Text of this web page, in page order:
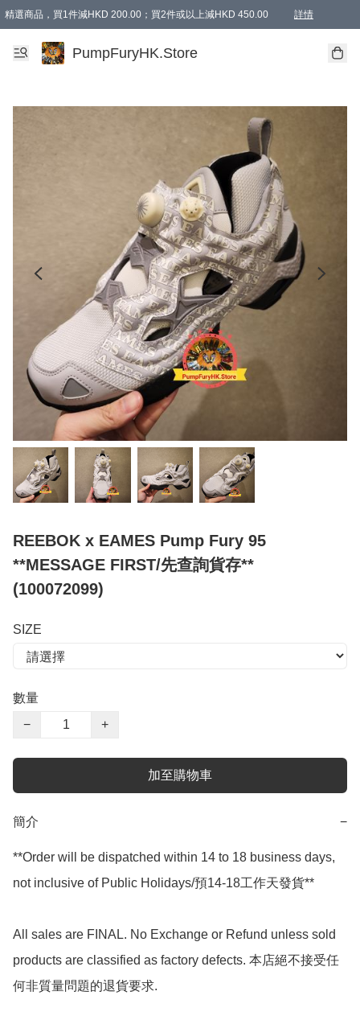
精選商品，買1件減HKD 200.00；買2件或以上減HKD 450.00 詳情
AAPE商品,會員專享9折或以上（按會員等級）AAPE products, members can
精選商品，任選買2件或以上減HKD 100.00
購物滿 HKD 800.00即享免運費優惠！（適用於 特定的送貨方式 )
PumpFuryHK.Store
REEBOK x EAMES Pump Fury 95
**MESSAGE FIRST/先查詢貨存**
(100072099)
SIZE
數量
−
+
加至購物車
簡介 −
**Order will be dispatched within 14 to 18 business days,
not inclusive of Public Holidays/預14-18工作天發貨**
All sales are FINAL. No Exchange or Refund unless sold
products are classified as factory defects. 本店絕不接受任
何非質量問題的退貨要求.